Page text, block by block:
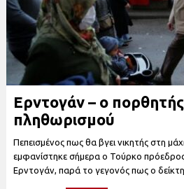
Ερντογάν – ο
πληθωρισμού
Πεπεισμένος πως θα βγει νικητής στη
εμφανίστηκε σήμερα ο Τούρκο
Ερντογάν, παρά το γεγονός πως ο